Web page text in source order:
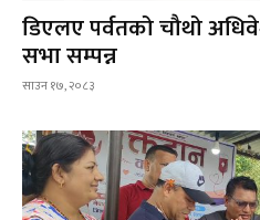
डिएलए पर्वतको चौथो
सभा सम्पन्न
साउन १७, २०८३